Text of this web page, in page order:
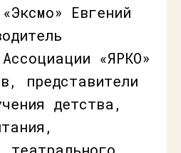
Евгений
«ЯРКО»
представители
детства,